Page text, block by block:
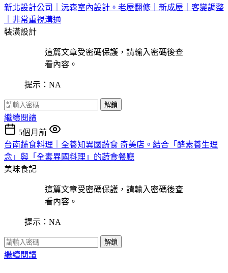
新北設計公司｜沅森室內設計。老屋翻修｜新成屋｜客變調整
｜非常重視溝通
裝潢設計
這篇文章受密碼保護，請輸入密碼後查
看內容。
提示：NA
解鎖
繼續閱讀
5個月前
台南蔬食料理｜全養知異國蔬食 奇美店。結合「酵素養生理
念」與「全素異國料理」的蔬食餐廳
美味食記
這篇文章受密碼保護，請輸入密碼後查
看內容。
提示：NA
解鎖
繼續閱讀